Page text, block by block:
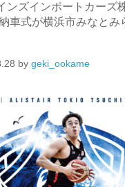
ンズインポートカーズ
車式が横浜市みなと
by geki_ookame